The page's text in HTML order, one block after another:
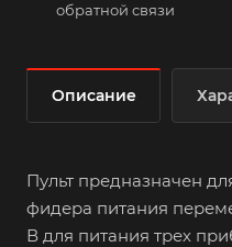
обратной связи
Описание
Пульт предназначен
фидера питания
В для питания трех